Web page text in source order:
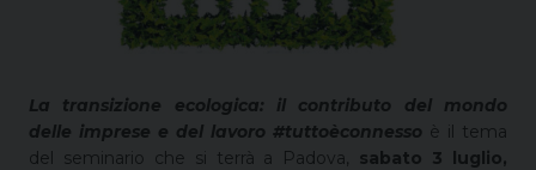
La transizione ecologica: il contributo del mondo
delle imprese e del lavoro #tuttoèconnesso è il tema
del seminario che si terrà a Padova, sabato 3 luglio,